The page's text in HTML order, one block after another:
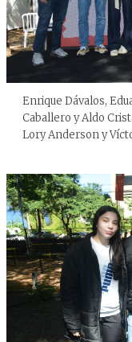
Enrique Dávalos,
Caballero y Aldo
Lory Anderson y